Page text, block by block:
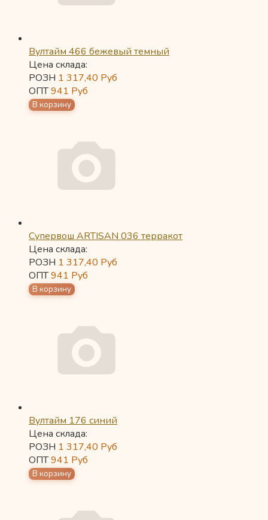
Вултайм 466 бежевый темный
Цена склада:
РОЗН 1 317,40 Руб
ОПТ941 Руб
Супервош ARTISAN 036 терракот
Цена склада:
РОЗН 1 317,40 Руб
ОПТ941 Руб
Вултайм 176 синий
Цена склада:
РОЗН 1 317,40 Руб
ОПТ941 Руб